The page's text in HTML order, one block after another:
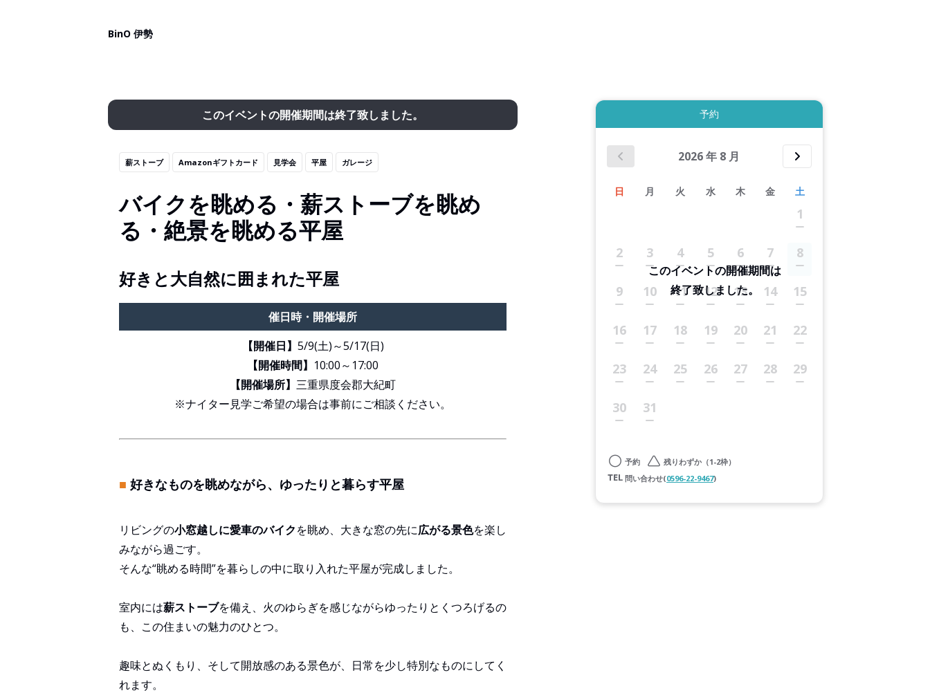
BinO 伊勢
このイベントの開催期間は終了致しました。
薪ストーブ Amazonギフトカード 見学会 平屋 ガレージ
バイクを眺める・薪ストーブを眺め
る・絶景を眺める平屋
好きと大自然に囲まれた平屋
催日時・開催場所
【開催日】 5/9(土)～5/17(日)
【開催時間】 10:00～17:00
【開催場所】 三重県度会郡大紀町
※ナイター見学ご希望の場合は事前にご相談ください。
■ 好きなものを眺めながら、ゆったりと暮らす平屋
リビングの小窓越しに愛車のバイクを眺め、大きな窓の先に広がる景色を楽し
みながら過ごす。
そんな“眺める時間”を暮らしの中に取り入れた平屋が完成しました。
室内には薪ストーブを備え、火のゆらぎを感じながらゆったりとくつろげるの
も、この住まいの魅力のひとつ。
趣味とぬくもり、そして開放感のある景色が、日常を少し特別なものにしてく
れます。
予約
2026年 8 月
日 月 火 水 木 金 土
1
2 3 4 5 6 7 8
9 10 11 12 13 14 15
16 17 18 19 20 21 22
23 24 25 26 27 28 29
30 31
このイベントの開催期間は
終了致しました。
予約
残りわずか（1-2枠）
問い合わせ(0596-22-9467)